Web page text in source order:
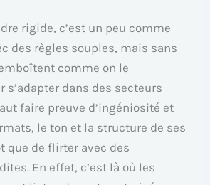
rigide, c’est un peu comme
des règles souples, mais sans
comme on le
s’adapter dans des secteurs
faire preuve d’ingéniosité et
le ton et la structure de ses
que de flirter avec des
En effet, c’est là où les